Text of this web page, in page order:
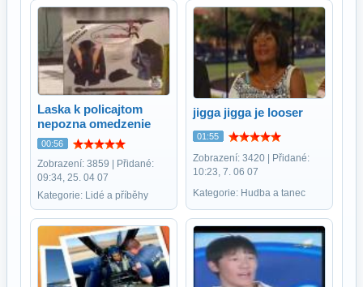
Laska k policajtom
nepozna omedzenie
00:56
Zobrazení: 3859 | Přidané:
09:34, 25. 04 07
Kategorie: Lidé a příběhy
jigga jigga je looser
01:55
Zobrazení: 3420 | Přidané:
10:23, 7. 06 07
Kategorie: Hudba a tanec